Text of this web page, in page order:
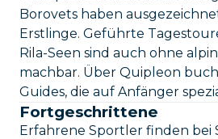
Borovets haben
Erstlinge. Geführte
Rila-Seen sind auch ohne
machbar. Über Quipleon
Guides, die auf Anfänger
Fortgeschrittene
Erfahrene Sportler finden bei